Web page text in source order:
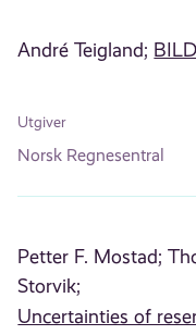
André Teigland;
Utgiver
Norsk Regnesentral
Petter F. Mostad;
Storvik;
Uncertainties of